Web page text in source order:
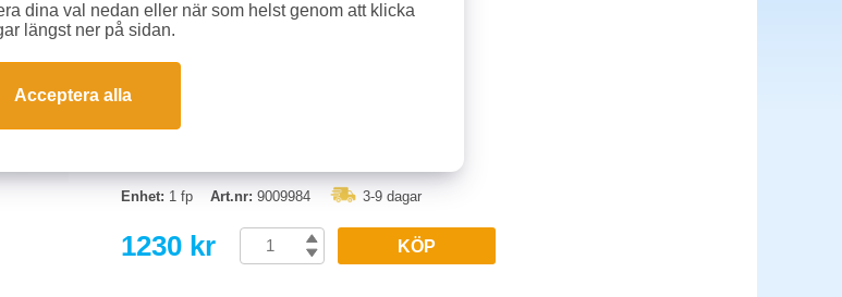
Storlek: 26x12mm
Typ: G2 (standard nr 2) permanentfästande
Enhet: 1 fp Art.nr: 9009984 3-9 dagar
1230 kr KÖP
dina val nedan eller när som helst genom att klicka
längst ner på sidan.
Acceptera alla